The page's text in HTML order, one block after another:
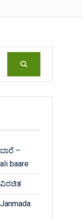
–
baare
ವಿರಚಿತ